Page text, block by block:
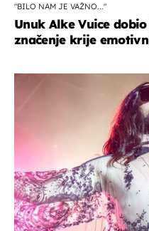
"BILO NAM JE VAŽNO..."
Unuk Alke Vuice
značenje krije